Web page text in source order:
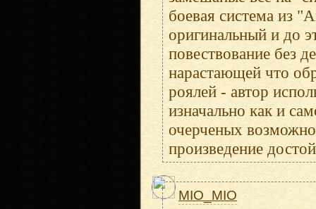
боевая система из
оригинальный и до
повествование без
нарастающей что
роялей - автор
изначально как и
очерченых
произведение
MIO_MIO